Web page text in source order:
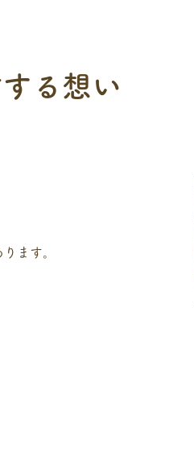
る想い
ます。